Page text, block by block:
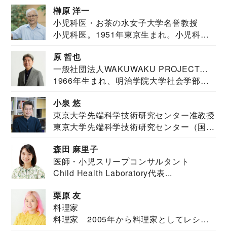
榊原 洋一
小児科医・お茶の水女子大学名誉教授
小児科医。1951年東京生まれ。小児科
原 哲也
一般社団法人WAKUWAKU PROJECT
JAPAN代表・言語聴覚士・社会福祉士
1966年生まれ、明治学院大学社会学部福
小泉 悠
東京大学先端科学技術研究センター准教授
東京大学先端科学技術研究センター（国際
森田 麻里子
医師・小児スリープコンサルタント
Child Health Laboratory代表...
栗原 友
料理家
料理家 2005年から料理家としてレシピ